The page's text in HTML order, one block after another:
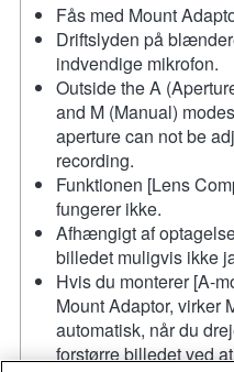
Fås med Mount
Driftslyden på
indvendige mikrofon.
Outside the A
and M (Manual)
aperture can not be
recording.
Funktionen [Lens
fungerer ikke.
Afhængigt af
billedet muligvis ikke
Hvis du monterer [A-
Mount Adaptor, virker
automatisk, når du
forstørre billedet ved